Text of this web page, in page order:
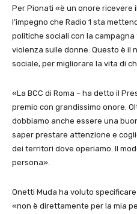
Per Pionati «è un onore ricevere
l’impegno che Radio 1 sta
politiche sociali con la campagna
violenza sulle donne. Questo è il
sociale, per migliorare la vita di
«La BCC di Roma – ha detto il
premio con grandissimo onore.
dobbiamo anche essere una
saper prestare attenzione e
dei territori dove operiamo. Il
persona».
Onetti Muda ha voluto
«non è direttamente per la mia